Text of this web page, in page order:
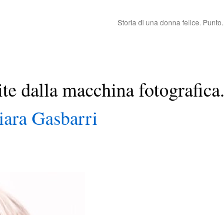
Storia di una donna felice. Punto.
dalla macchina fotografica.
Gasbarri